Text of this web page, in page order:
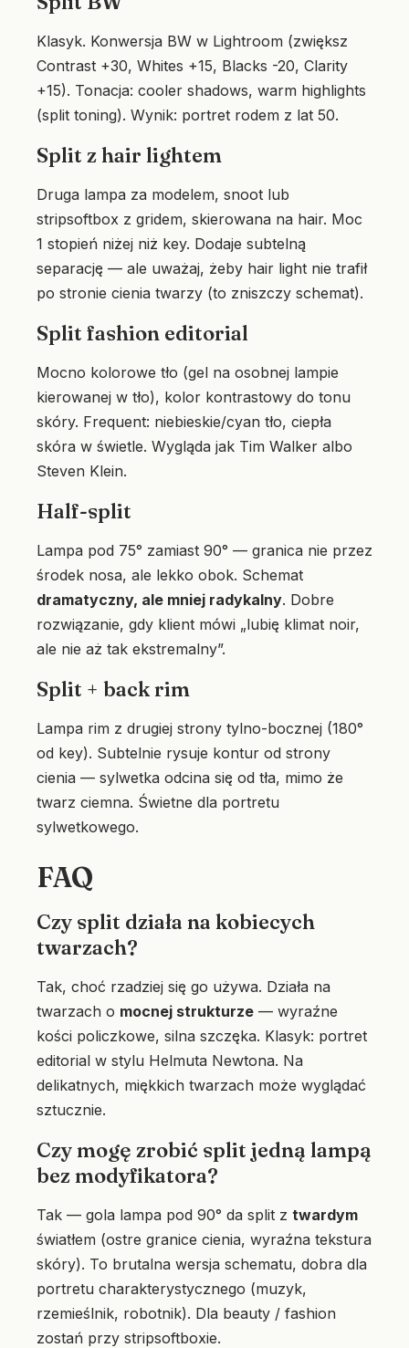
Klasyk. Konwersja BW w Lightroom (zwiększ
Contrast +30, Whites +15, Blacks -20, Clarity
+15). Tonacja: cooler shadows, warm highlights
(split toning). Wynik: portret rodem z lat 50.
Split z hair lightem
Druga lampa za modelem, snoot lub
stripsoftbox z gridem, skierowana na hair. Moc
1 stopień niżej niż key. Dodaje subtelną
separację — ale uważaj, żeby hair light nie trafił
po stronie cienia twarzy (to zniszczy schemat).
Split fashion editorial
Mocno kolorowe tło (gel na osobnej lampie
kierowanej w tło), kolor kontrastowy do tonu
skóry. Frequent: niebieskie/cyan tło, ciepła
skóra w świetle. Wygląda jak Tim Walker albo
Steven Klein.
Half-split
Lampa pod 75° zamiast 90° — granica nie przez
środek nosa, ale lekko obok. Schemat
dramatyczny, ale mniej radykalny. Dobre
rozwiązanie, gdy klient mówi „lubię klimat noir,
ale nie aż tak ekstremalny”.
Split + back rim
Lampa rim z drugiej strony tylno-bocznej (180°
od key). Subtelnie rysuje kontur od strony
cienia — sylwetka odcina się od tła, mimo że
twarz ciemna. Świetne dla portretu
sylwetkowego.
FAQ
Czy split działa na kobiecych
twarzach?
Tak, choć rzadziej się go używa. Działa na
twarzach o mocnej strukturze — wyraźne
kości policzkowe, silna szczęka. Klasyk: portret
editorial w stylu Helmuta Newtona. Na
delikatnych, miękkich twarzach może wyglądać
sztucznie.
Czy mogę zrobić split jedną lampą
bez modyfikatora?
Tak — gola lampa pod 90° da split z twardym
światłem (ostre granice cienia, wyraźna tekstura
skóry). To brutalna wersja schematu, dobra dla
portretu charakterystycznego (muzyk,
rzemieślnik, robotnik). Dla beauty / fashion
zostań przy stripsoftboxie.